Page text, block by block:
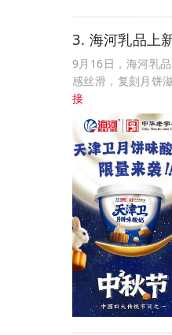
3. 海河乳品上
9月16日，海河乳
感丝滑，复刻月饼
接